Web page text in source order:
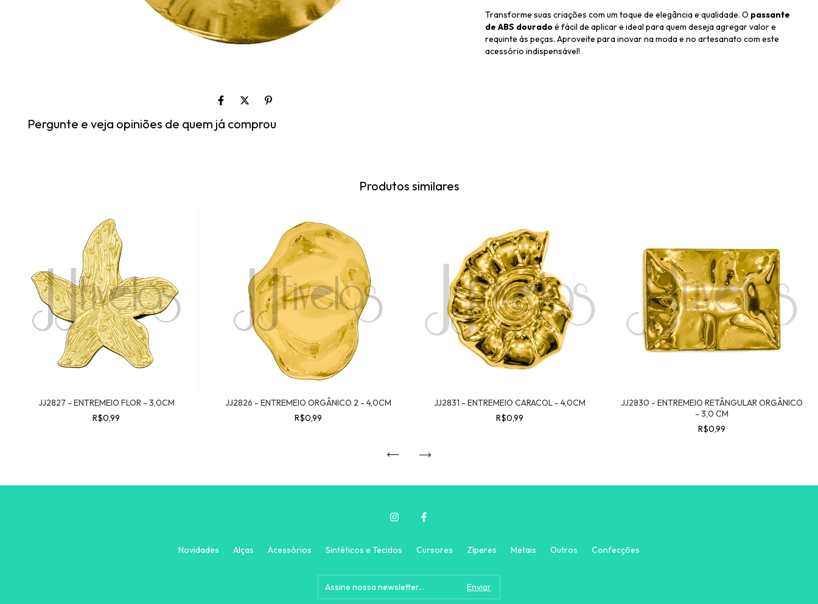
Transforme suas criações com um toque de elegância e qualidade. O passante
de ABS douradoé fácil de aplicar e ideal para quem deseja agregar valor e
requinte às peças. Aproveite para inovar na moda e no artesanato com este
acessório indispensável!
Pergunte e veja opiniões de quem já comprou
Produtos similares
JJ2827 - ENTREMEIO FLOR - 3,0CM
R$0,99
JJ2826 - ENTREMEIO ORGÂNICO 2 - 4,0CM
R$0,99
JJ2831 - ENTREMEIO CARACOL - 4,0CM
R$0,99
JJ2830 - ENTREMEIO RETÂNGULAR ORGÂNICO
- 3,0 CM
R$0,99
Novidades Alças Acessórios Sintéticos e Tecidos Cursores Zíperes Metais Outros Confecções